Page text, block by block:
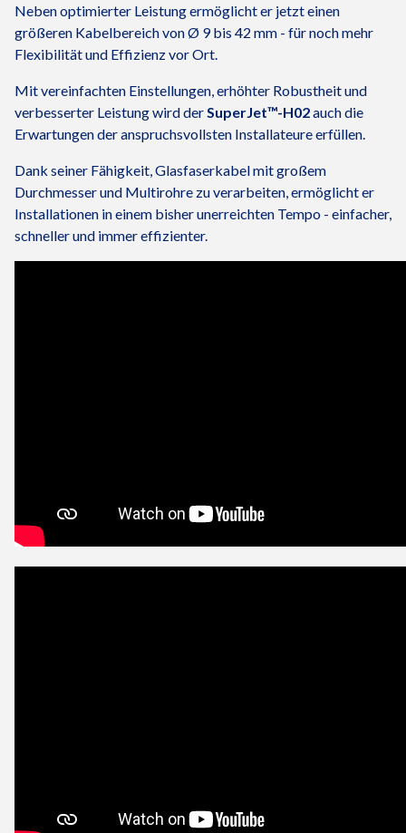
Neben optimierter Leistung ermöglicht er jetzt einen
größeren Kabelbereich von Ø 9 bis 42 mm - für noch mehr
Flexibilität und Effizienz vor Ort.
Mit vereinfachten Einstellungen, erhöhter Robustheit und
verbesserter Leistung wird derSuperJet™-H02auch die
Erwartungen der anspruchsvollsten Installateure erfüllen.
Dank seiner Fähigkeit, Glasfaserkabel mit großem
Durchmesser und Multirohre zu verarbeiten, ermöglicht er
Installationen in einem bisher unerreichten Tempo - einfacher,
schneller und immer effizienter.